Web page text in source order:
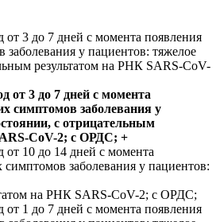
3 до 7 дней с момента появления
у пациентов: тяжелое
результатом на РНК SARS-CoV-
от 3 до 7 дней с момента
симптомов заболевания у
с отрицательным
CoV-2; с ОРДС; +
10 до 14 дней с момента
заболевания у пациентов:
на РНК SARS-CoV-2; с ОРДС;
1 до 7 дней с момента появления